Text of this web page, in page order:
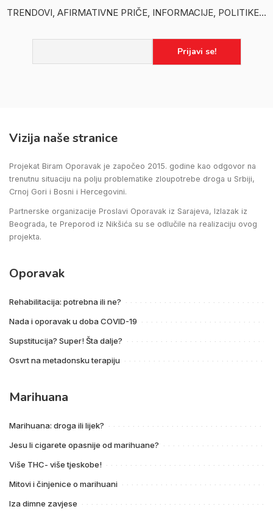
TRENDOVI, AFIRMATIVNE PRIČE, INFORMACIJE, POLITIKE...
Vizija naše stranice
Projekat Biram Oporavak je započeo 2015. godine kao odgovor na
trenutnu situaciju na polju problematike zloupotrebe droga u Srbiji,
Crnoj Gori i Bosni i Hercegovini.
Partnerske organizacije Proslavi Oporavak iz Sarajeva, Izlazak iz
Beograda, te Preporod iz Nikšića su se odlučile na realizaciju ovog
projekta.
Oporavak
Rehabilitacija: potrebna ili ne?
Nada i oporavak u doba COVID-19
Supstitucija? Super! Šta dalje?
Osvrt na metadonsku terapiju
Marihuana
Marihuana: droga ili lijek?
Jesu li cigarete opasnije od marihuane?
Više THC- više tjeskobe!
Mitovi i činjenice o marihuani
Iza dimne zavjese